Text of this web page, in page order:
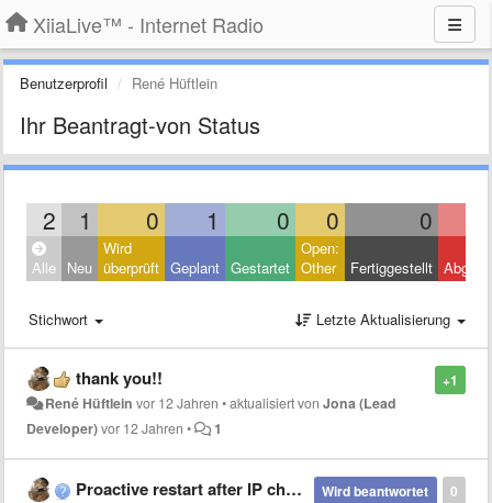
XiiaLive™ - Internet Radio
Benutzerprofil René Hüftlein
Ihr Beantragt-von Status
2 1 0 1 0 0 0
Alle Neu
Wird
überprüft Geplant Gestartet
Open:
Other
Fertiggestellt
Stichwort Letzte Aktualisierung
+1
thank you!!
René Hüftlein vor 12 Jahren •aktualisiert vonJona (Lead
Developer)vor 12 Jahren • 1
0
Wird beantwortet
Proactive restart after IP change